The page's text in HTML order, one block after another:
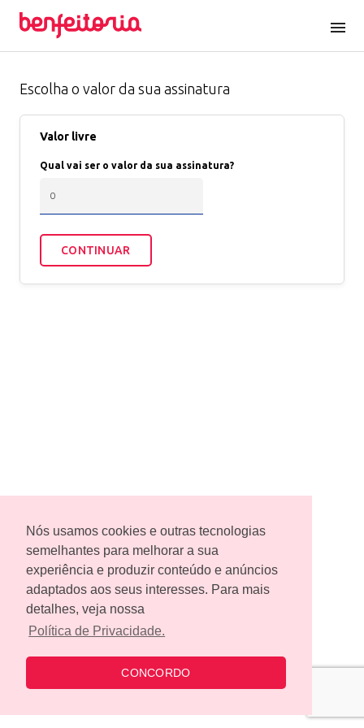
Nós usamos cookies e outras tecnologias
semelhantes para melhorar a sua
experiência e produzir conteúdo e anúncios
adaptados aos seus interesses. Para mais
detalhes, veja nossa
Política de Privacidade.
CONCORDO
menu
Escolha o valor da sua assinatura
Valor livre
Qual vai ser o valor da sua assinatura?
CONTINUAR